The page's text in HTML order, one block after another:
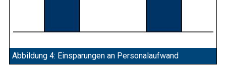
Abbildung 4: Einsparungen an Personalaufwand